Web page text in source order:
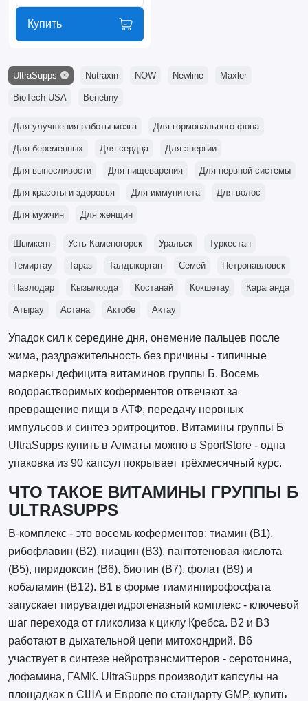
Купить
UltraSupps Nutraxin NOW Newline Maxler
BioTech USA Benetiny
Для улучшения работы мозга Для гормонального фона
Для беременных Для сердца Для энергии
Для выносливости Для пищеварения Для нервной системы
Для красоты и здоровья Для иммунитета Для волос
Для мужчин Для женщин
Шымкент Усть-Каменогорск Уральск Туркестан
Темиртау Тараз Талдыкорган Семей Петропавловск
Павлодар Кызылорда Костанай Кокшетау Караганда
Атырау Астана Актобе Актау
Упадок сил к середине дня, онемение пальцев после
жима, раздражительность без причины - типичные
маркеры дефицита витаминов группы Б. Восемь
водорастворимых коферментов отвечают за
превращение пищи в АТФ, передачу нервных
импульсов и синтез эритроцитов. Витамины группы Б
UltraSupps купить в Алматы можно в SportStore - одна
упаковка из 90 капсул покрывает трёхмесячный курс.
ЧТО ТАКОЕ ВИТАМИНЫ ГРУППЫ Б
ULTRASUPPS
B-комплекс - это восемь коферментов: тиамин (B1),
рибофлавин (B2), ниацин (B3), пантотеновая кислота
(B5), пиридоксин (B6), биотин (B7), фолат (B9) и
кобаламин (B12). B1 в форме тиаминпирофосфата
запускает пируватдегидрогеназный комплекс - ключевой
шаг перехода от гликолиза к циклу Кребса. B2 и B3
работают в дыхательной цепи митохондрий. B6
участвует в синтезе нейротрансмиттеров - серотонина,
дофамина, ГАМК. UltraSupps производит капсулы на
площадках в США и Европе по стандарту GMP, купить